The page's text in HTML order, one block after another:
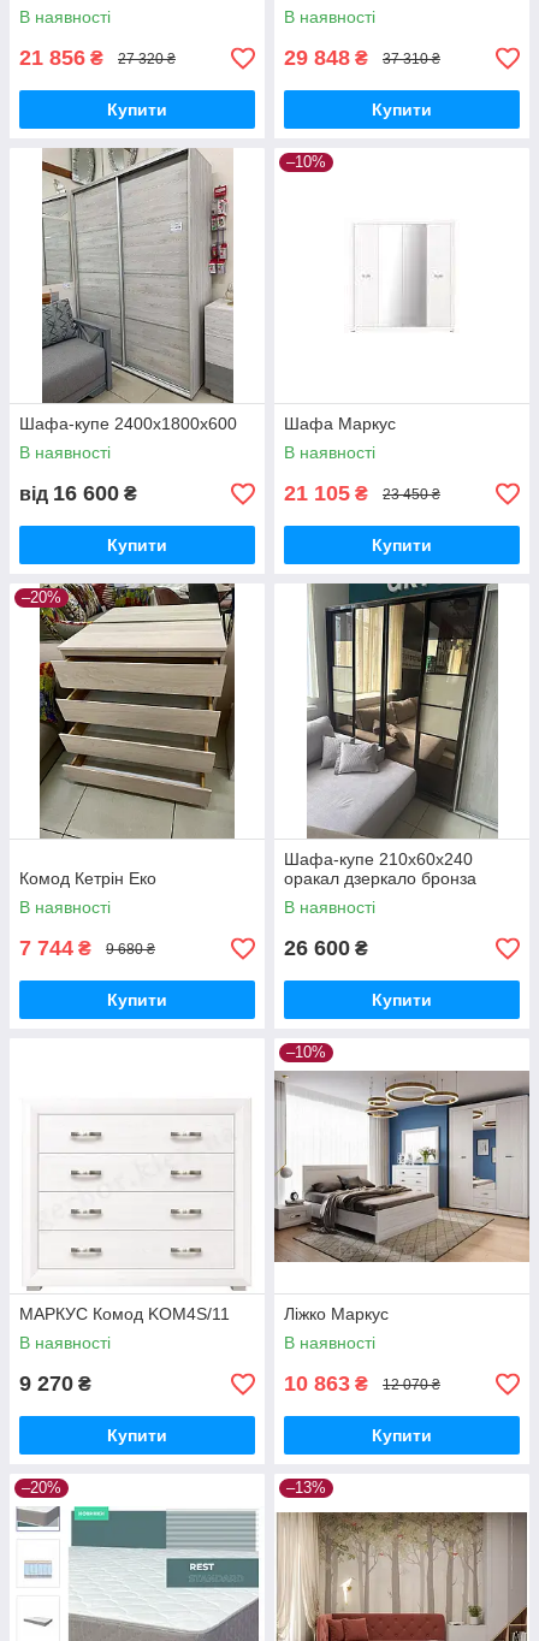
В наявності
21 856 ₴ 27 320 ₴
Купити
В наявності
29 848 ₴ 37 310 ₴
Купити
Шафа-купе 2400х1800х600
В наявності
від 16 600 ₴
Купити
–10%
Шафа Маркус
В наявності
21 105 ₴ 23 450 ₴
Купити
–20%
Комод Кетрін Еко
В наявності
7 744 ₴ 9 680 ₴
Купити
Шафа-купе 210х60х240
оракал дзеркало бронза
В наявності
26 600 ₴
Купити
МАРКУС Комод KOM4S/11
В наявності
9 270 ₴
Купити
–10%
Ліжко Маркус
В наявності
10 863 ₴ 12 070 ₴
Купити
–20% –13%